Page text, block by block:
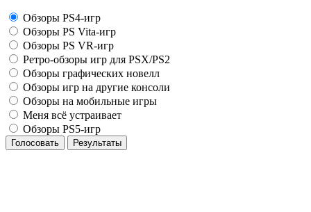
Обзоры PS4-игр
Обзоры PS Vita-игр
Обзоры PS VR-игр
Ретро-обзоры игр для PSX/PS2
Обзоры графических новелл
Обзоры игр на другие консоли
Обзоры на мобильные игры
Меня всё устраивает
Обзоры PS5-игр
Голосовать Результаты